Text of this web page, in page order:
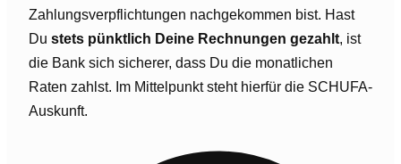
Zahlungsverpflichtungen nachgekommen bist. Hast
Du stets pünktlich Deine Rechnungen gezahlt, ist
die Bank sich sicherer, dass Du die monatlichen
Raten zahlst. Im Mittelpunkt steht hierfür die SCHUFA-
Auskunft.